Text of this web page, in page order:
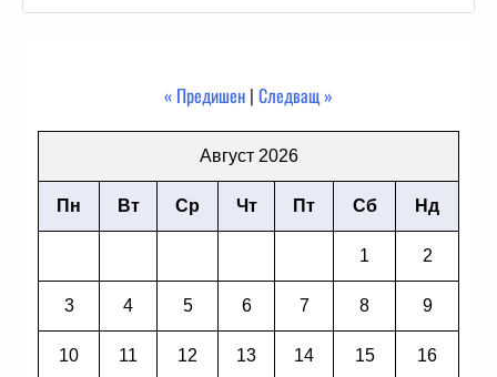
« Предишен | Следващ »
Август 2026
Пн Вт Ср Чт Пт Сб Нд
1 2
3 4 5 6 7 8 9
10 11 12 13 14 15 16